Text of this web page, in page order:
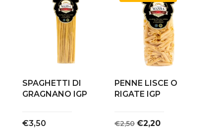
SPAGHETTI DI
GRAGNANO IGP
€3,50
PENNE LISCE O
RIGATE IGP
€2,50 Il
€2,20Il